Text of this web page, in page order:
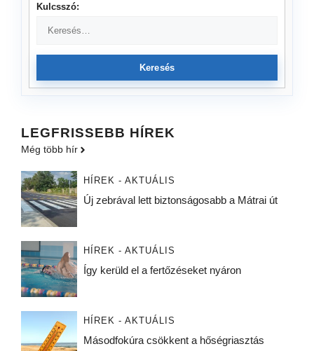
Kulcsszó:
Keresés
LEGFRISSEBB HÍREK
Még több hír
HÍREK - AKTUÁLIS
Új zebrával lett biztonságosabb a Mátrai út
HÍREK - AKTUÁLIS
Így kerüld el a fertőzéseket nyáron
HÍREK - AKTUÁLIS
Másodfokúra csökkent a hőségriasztás